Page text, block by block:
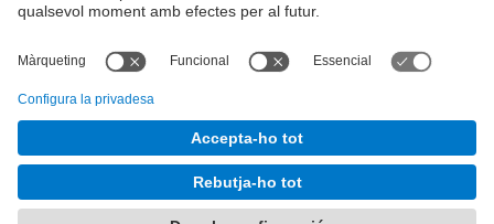
Formulari de contacte
Junta PAS Funcionari
Desenvolupat amb